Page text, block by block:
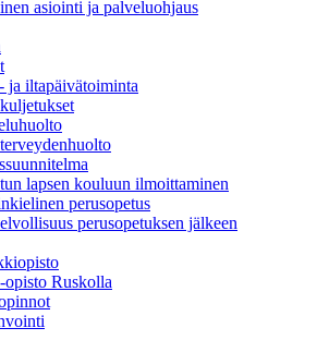
asiointi ja palveluohjaus
ja iltapäivätoiminta
lapsen kouluun ilmoittaminen
perusopetus
perusopetuksen jälkeen
opisto Ruskolla